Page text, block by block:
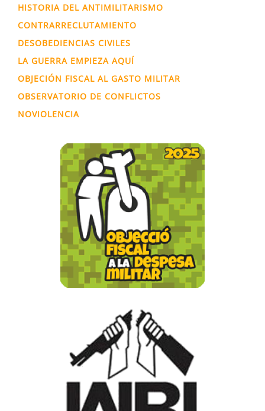
HISTORIA DEL ANTIMILITARISMO
CONTRARRECLUTAMIENTO
DESOBEDIENCIAS CIVILES
LA GUERRA EMPIEZA AQUÍ
OBJECIÓN FISCAL AL GASTO MILITAR
OBSERVATORIO DE CONFLICTOS
NOVIOLENCIA